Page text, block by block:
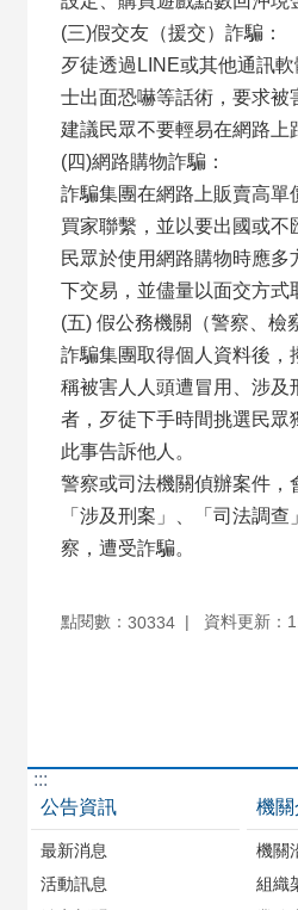
(三)假交友（援交）詐騙：
歹徒透過LINE或其他通訊
士出面恐嚇等話術，要求被
建議民眾不要輕易在網路上
(四)網路購物詐騙：
詐騙集團在網路上販賣高
買家聯繫，並以要出國或不
民眾於使用網路購物時應
下交易，並儘量以面交方式
(五) 假公務機關（警察、檢
詐騙集團取得個人資料後
稱被害人人頭遭冒用、涉
者，歹徒下手時間挑選民
此事告訴他人。
警察或司法機關偵辦案件，
「涉及刑案」、「司法調
察，遭受詐騙。
點閱數： 30334 資料更新：
:::
公告資訊
最新消息
活動訊息
機關
機關
組織